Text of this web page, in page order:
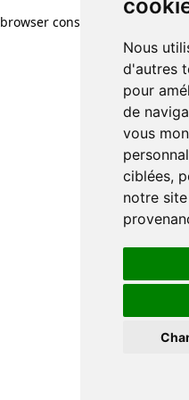
Nous
d'autres
pour
de
vous
ciblées,
notre
browser console for more